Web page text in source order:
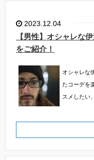
2023.12.04
【男性】オシャレな
をご紹介！
オシャレな
たコーデを
スメしたい